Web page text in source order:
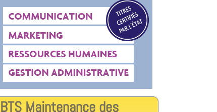
BTS Maintenance des